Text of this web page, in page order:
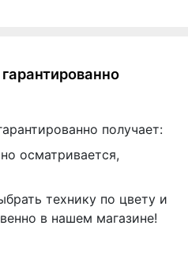
получает:
осматривается,
технику по цвету и
в нашем магазине!